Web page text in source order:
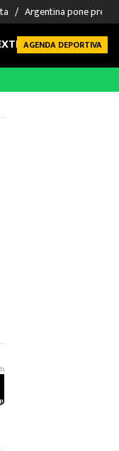
Argentina pone
FUTBOL
AGENDA DEPORTIVA